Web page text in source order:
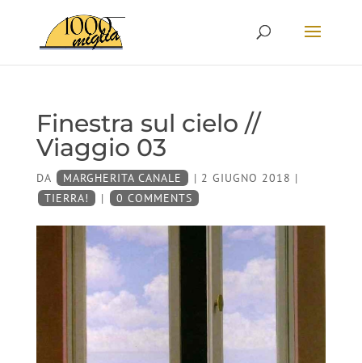
Finestra sul cielo //
Viaggio 03
DA MARGHERITA CANALE | 2 GIUGNO 2018 |
TIERRA!
| 0 COMMENTS